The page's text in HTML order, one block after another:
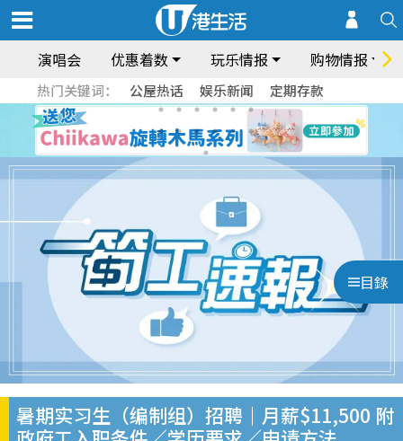
演唱会 优惠着数 玩乐情报 购物情报
热门关键词： 公屋热话 娱乐新闻 定期存款
目錄
暑期实习生（编制组）招聘｜月薪$11,500 附